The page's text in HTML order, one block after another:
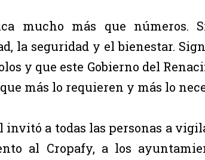
mucho más que números.
la seguridad y el bienestar.
y que este Gobierno del
más lo requieren y más lo
invitó a todas las personas a
al Cropafy, a los